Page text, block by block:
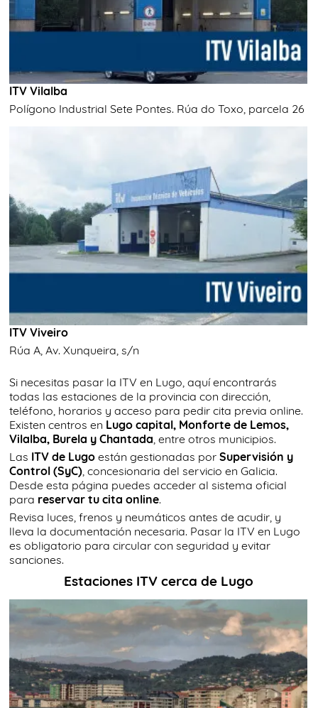
ITV Vilalba
Polígono Industrial Sete Pontes. Rúa do Toxo, parcela 26
ITV Viveiro
Rúa A, Av. Xunqueira, s/n
Si necesitas pasar la ITV en Lugo, aquí encontrarás
todas las estaciones de la provincia con dirección,
teléfono, horarios y acceso para pedir cita previa online.
Existen centros en Lugo capital, Monforte de Lemos,
Vilalba, Burela y Chantada , entre otros municipios.
Las ITV de Lugo están gestionadas por Supervisión y
Control (SyC) , concesionaria del servicio en Galicia.
Desde esta página puedes acceder al sistema oficial
para reservar tu cita online.
Revisa luces, frenos y neumáticos antes de acudir, y
lleva la documentación necesaria. Pasar la ITV en Lugo
es obligatorio para circular con seguridad y evitar
sanciones.
Estaciones ITV cerca de Lugo